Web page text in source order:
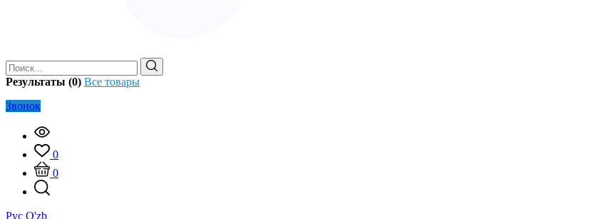
Результаты (0) Все товары
Звонок
0
0
Рус O'zb